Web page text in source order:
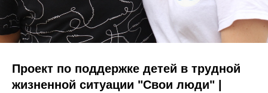
Проект по поддержке детей в трудной
жизненной ситуации "Свои люди" |